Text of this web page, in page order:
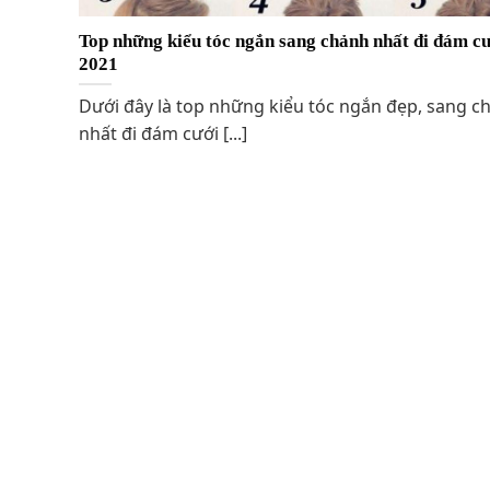
Top những kiểu tóc ngắn sang chảnh nhất đi đám
2021
Dưới đây là top những kiểu tóc ngắn đẹp, sang
nhất đi đám cưới [...]